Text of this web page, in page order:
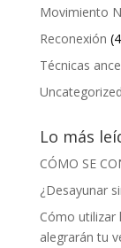
Movimiento
Reconexión
Técnicas
Uncategorized
Lo más
CÓMO SE
¿Desayunar
Cómo utilizar
alegrarán tu